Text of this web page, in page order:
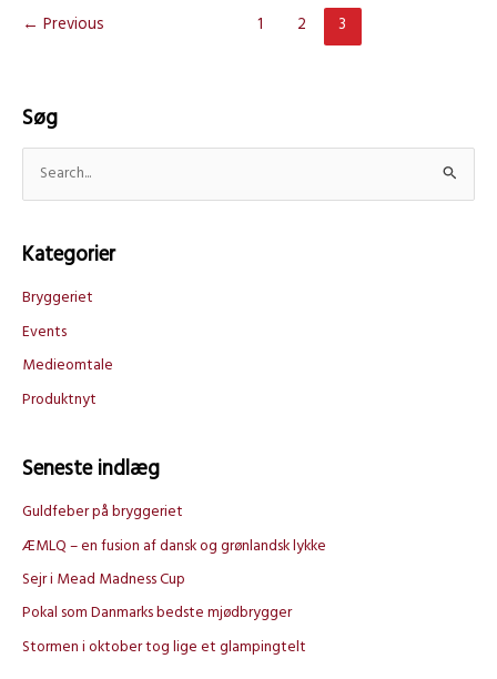
← Previous 1 2 3
Søg
e
e
r
:
Kategorier
Bryggeriet
Events
Medieomtale
Produktnyt
Seneste indlæg
Guldfeber på bryggeriet
ÆMLQ – en fusion af dansk og grønlandsk lykke
Sejr i Mead Madness Cup
Pokal som Danmarks bedste mjødbrygger
Stormen i oktober tog lige et glampingtelt